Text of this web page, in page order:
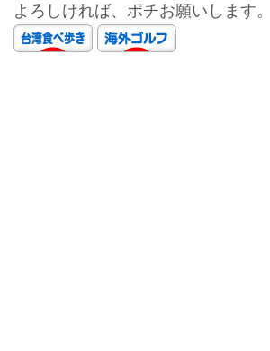
よろしければ、ポチお願いします。